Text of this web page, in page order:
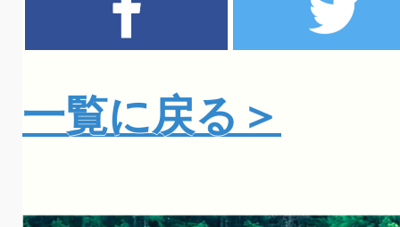
一覧に戻る＞